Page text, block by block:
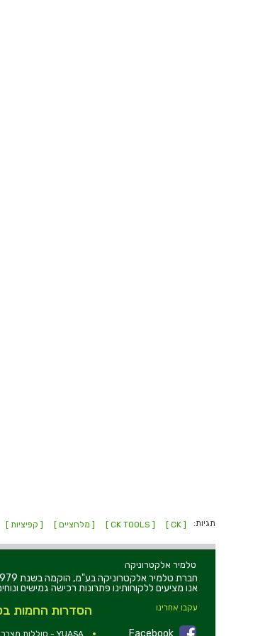
תגיות: [ CK ]
[ CK TOOLS ] [ מלחציים ] [ קפיציות ]
טלמיר אלקטרוניקה
אנו מציעים ללקוחותינו פתרונות רכישה גמישים
עקבו אחרינו
Facebook
הסדרות החמות
YUASA - סוללות,מצברים ומטענים